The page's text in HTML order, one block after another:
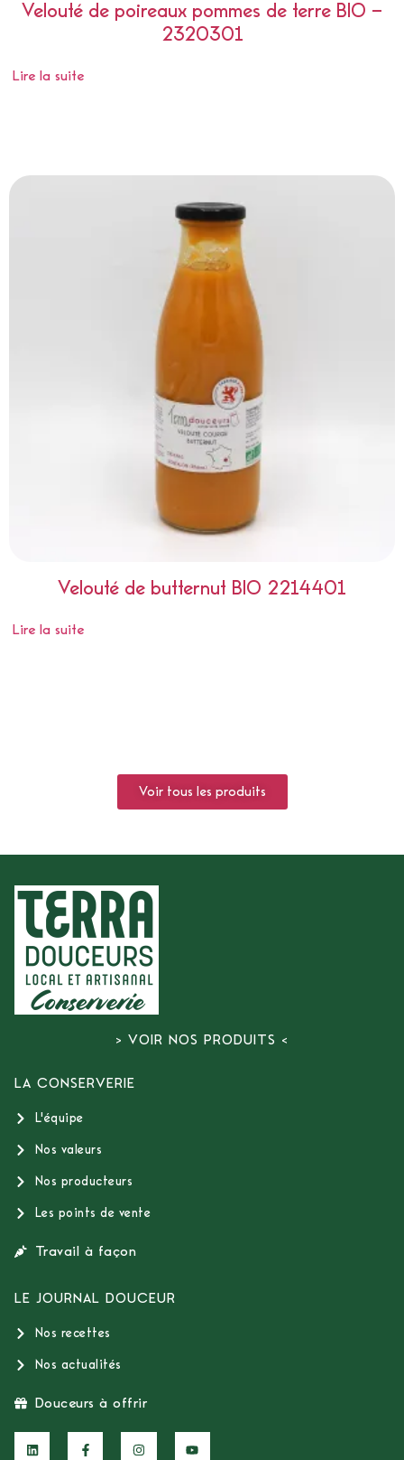
Velouté de poireaux pommes de terre BIO –
2320301
Lire la suite
Velouté de butternut BIO 2214401
Lire la suite
Voir tous les produits
> VOIR NOS PRODUITS <
LA CONSERVERIE
L'équipe
Nos valeurs
Nos producteurs
Les points de vente
Travail à façon
LE JOURNAL DOUCEUR
Nos recettes
Nos actualités
Douceurs à offrir